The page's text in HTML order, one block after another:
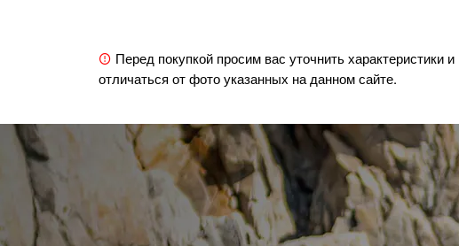
Перед покупкой просим вас уточнить
отличаться от фото указанных на данном сайте.